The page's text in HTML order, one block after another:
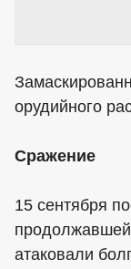
орудийного
Сражение
15 сентября
атаковали